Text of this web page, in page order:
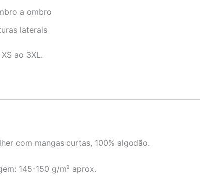
a ombro
laterais
ao 3XL.
com mangas curtas, 100% algodão.
145-150 g/m² aprox.